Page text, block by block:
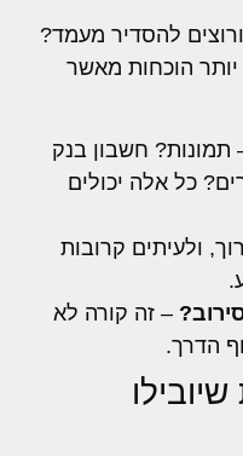
להסדיר מעמד?
הוכחות מאשר
תמונות? חשבון בנק
כל אלה יכולים
ולעיתים קרובות
– זה קורה לא
הדרך.